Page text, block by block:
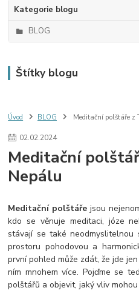
Kategorie blogu
BLOG
Štítky blogu
Úvod BLOG Meditační polštáře z
02.02.2024
Meditační
Nepálu
Meditační polštáře jsou
kdo se věnuje meditaci, józe
stávají se také neodmyslitelnou
prostoru pohodovou a
první pohled může zdát, že jde
ním mnohem více. Pojďme se
polštářů a objevit, jaký vliv